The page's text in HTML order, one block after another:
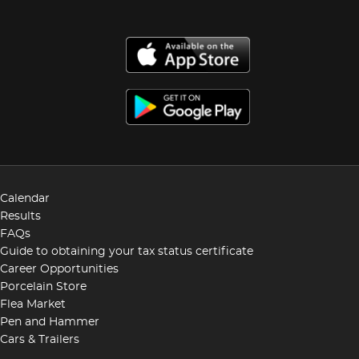
Filomena. Fuente: Museo Colonial. Colecciones,
pieza del mes. Ministerio de Cultura de Colombia.
Calendar
Results
FAQs
Guide to obtaining your tax status certificate
Career Opportunities
Porcelain Store
Flea Market
Pen and Hammer
Cars & Trailers